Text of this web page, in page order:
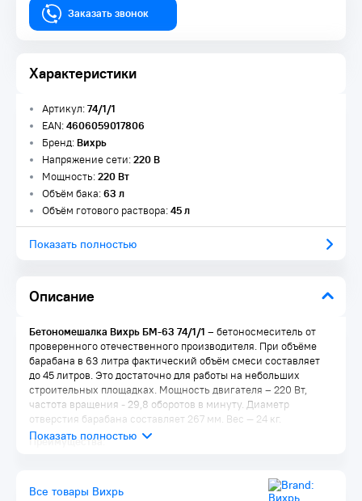
Заказать звонок
Характеристики
Описание
Артикул:74/1/1
EAN:4606059017806
Бренд:Вихрь
Напряжение сети:220 В
Мощность:220 Вт
Объём бака:63 л
Объём готового раствора:45 л
Показать полностью
Бетономешалка Вихрь БМ-63 74/1/1 – бетоносмеситель от
проверенного отечественного производителя. При объёме
барабана в 63 литра фактический объём смеси составляет
до 45 литров. Это достаточно для работы на небольших
строительных площадках. Мощность двигателя – 220 Вт,
частота вращения - 29,8 оборотов в минуту. Диаметр
отверстия барабана составляет 267 мм. Вес — 24 кг.
Преимущества:
Время приготовления стандартной порции раствора –
Все товары Вихрь